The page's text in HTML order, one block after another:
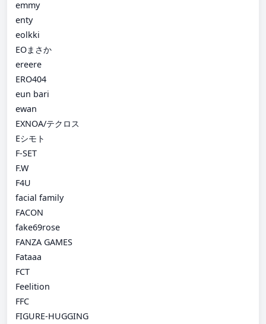
emmy
enty
eolkki
EOまさか
ereere
ERO404
eun bari
ewan
EXNOA/テクロス
Eシモト
F-SET
F.W
F4U
facial family
FACON
fake69rose
FANZA GAMES
Fataaa
FCT
Feelition
FFC
FIGURE-HUGGING